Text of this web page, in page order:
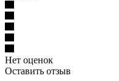
Нет оценок
Оставить отзыв